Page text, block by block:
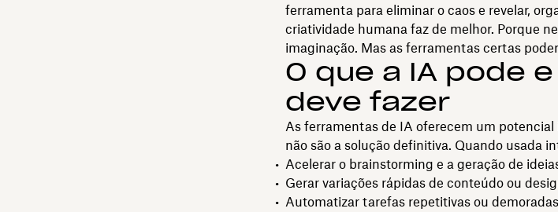
ferramenta para eliminar o caos e revelar,
criatividade humana faz de melhor. Porque
imaginação. Mas as ferramentas certas
O que a IA pode
deve fazer
As ferramentas de IA oferecem um
não são a solução definitiva. Quando usada
Acelerar o brainstorming e a geração de
Gerar variações rápidas de conteúdo ou
Automatizar tarefas repetitivas ou demoradas